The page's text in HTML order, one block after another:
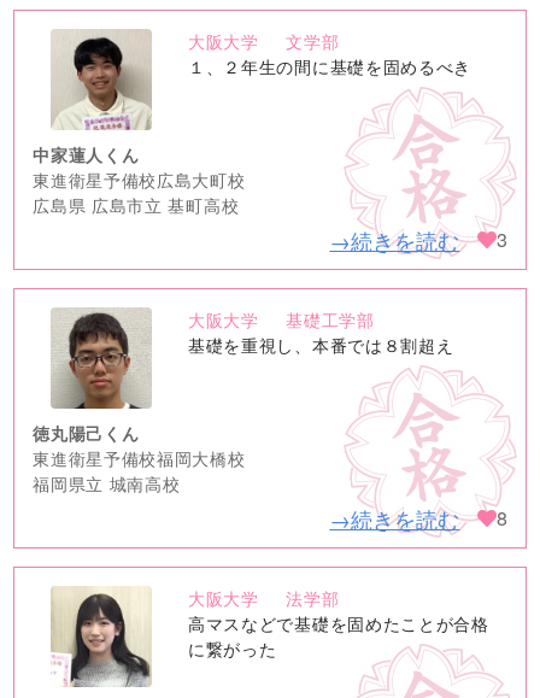
no
image
大阪大学
文学部
１、２年生の間に基礎を固めるべき
中家蓮人くん
東進衛星予備校広島大町校
広島県 広島市立 基町高校
→続きを読む 3
no
image
大阪大学
基礎工学部
基礎を重視し、本番では８割超え
徳丸陽己くん
東進衛星予備校福岡大橋校
福岡県立 城南高校
→続きを読む 8
no
image
大阪大学
法学部
高マスなどで基礎を固めたことが合格
に繋がった